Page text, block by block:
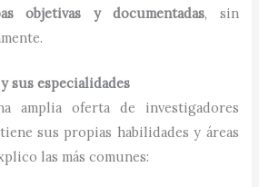
objetivas y documentadas, sin
sus especialidades
amplia oferta de investigadores
sus propias habilidades y áreas
las más comunes: